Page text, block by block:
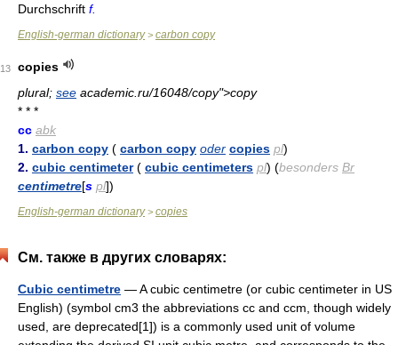
Durchschrift f.
English-german dictionary> carbon copy
13
copies
plural; see academic.ru/16048/copy">copy
* * *
cc abk
1. carbon copy ( carbon copy oder copies pl)
2. cubic centimeter( cubic centimeters pl) (besonders Br
centimetre[s pl])
English-german dictionary> copies
См. также в других словарях:
Cubic centimetre — A cubic centimetre (or cubic centimeter in US
English) (symbol cm3 the abbreviations cc and ccm, though widely
used, are deprecated[1]) is a commonly used unit of volume